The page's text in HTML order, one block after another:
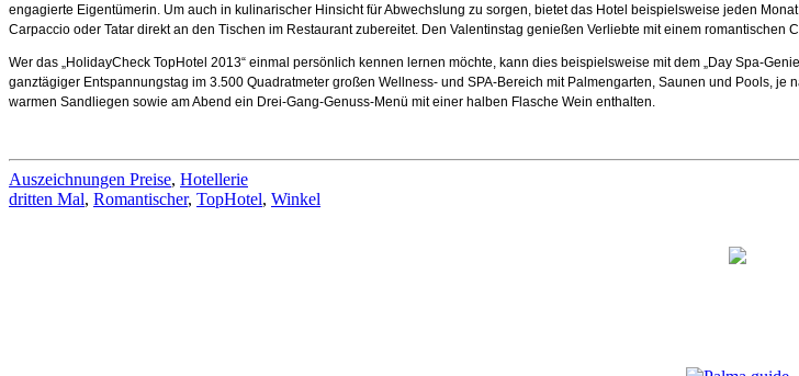
engagierte Eigentümerin. Um auch in kulinarischer Hinsicht für Abwechslung zu sorgen, bietet das Hotel beispielsweise jeden
Carpaccio oder Tatar direkt an den Tischen im Restaurant zubereitet. Den Valentinstag genießen Verliebte mit einem
Wer das „HolidayCheck TopHotel 2013“ einmal persönlich kennen lernen möchte, kann dies beispielsweise mit dem „Day Spa-
ganztägiger Entspannungstag im 3.500 Quadratmeter großen Wellness- und SPA-Bereich mit Palmengarten, Saunen und Pools,
warmen Sandliegen sowie am Abend ein Drei-Gang-Genuss-Menü mit einer halben Flasche Wein enthalten.
Auszeichnungen Preise, Hotellerie
dritten Mal, Romantischer, TopHotel, Winkel